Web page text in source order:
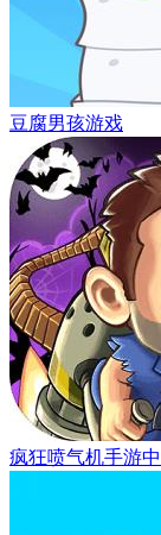
豆腐男孩游戏
疯狂喷气机手游